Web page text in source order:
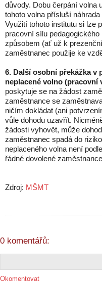
důvody. Dobu čerpání volna
tohoto volna přísluší
Využití tohoto institutu si lze
pracovní sílu
způsobem (ať už k
zaměstnanec použije ke
6. Další osobní překážka v
neplacené volno (pracovní
poskytuje se na žádost
zaměstnance se
ničím dokládat (ani
vůle dohodu uzavřít.
žádosti vyhovět, může
zaměstnanec spadá do
neplaceného volna není
řádné dovolené
Zdroj: MŠMT
0 komentářů:
Okomentovat